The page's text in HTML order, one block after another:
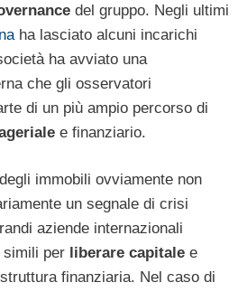
del gruppo. Negli ultimi
ha lasciato alcuni incarichi
ha avviato una
che gli osservatori
di un più ampio percorso di
e finanziario.
immobili ovviamente non
un segnale di crisi
aziende internazionali
simili per liberare capitale e
finanziaria. Nel caso di